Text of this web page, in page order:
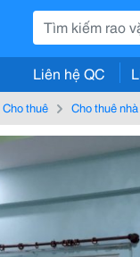
Liên hệ QC
Cho thuê Cho thuê nhà